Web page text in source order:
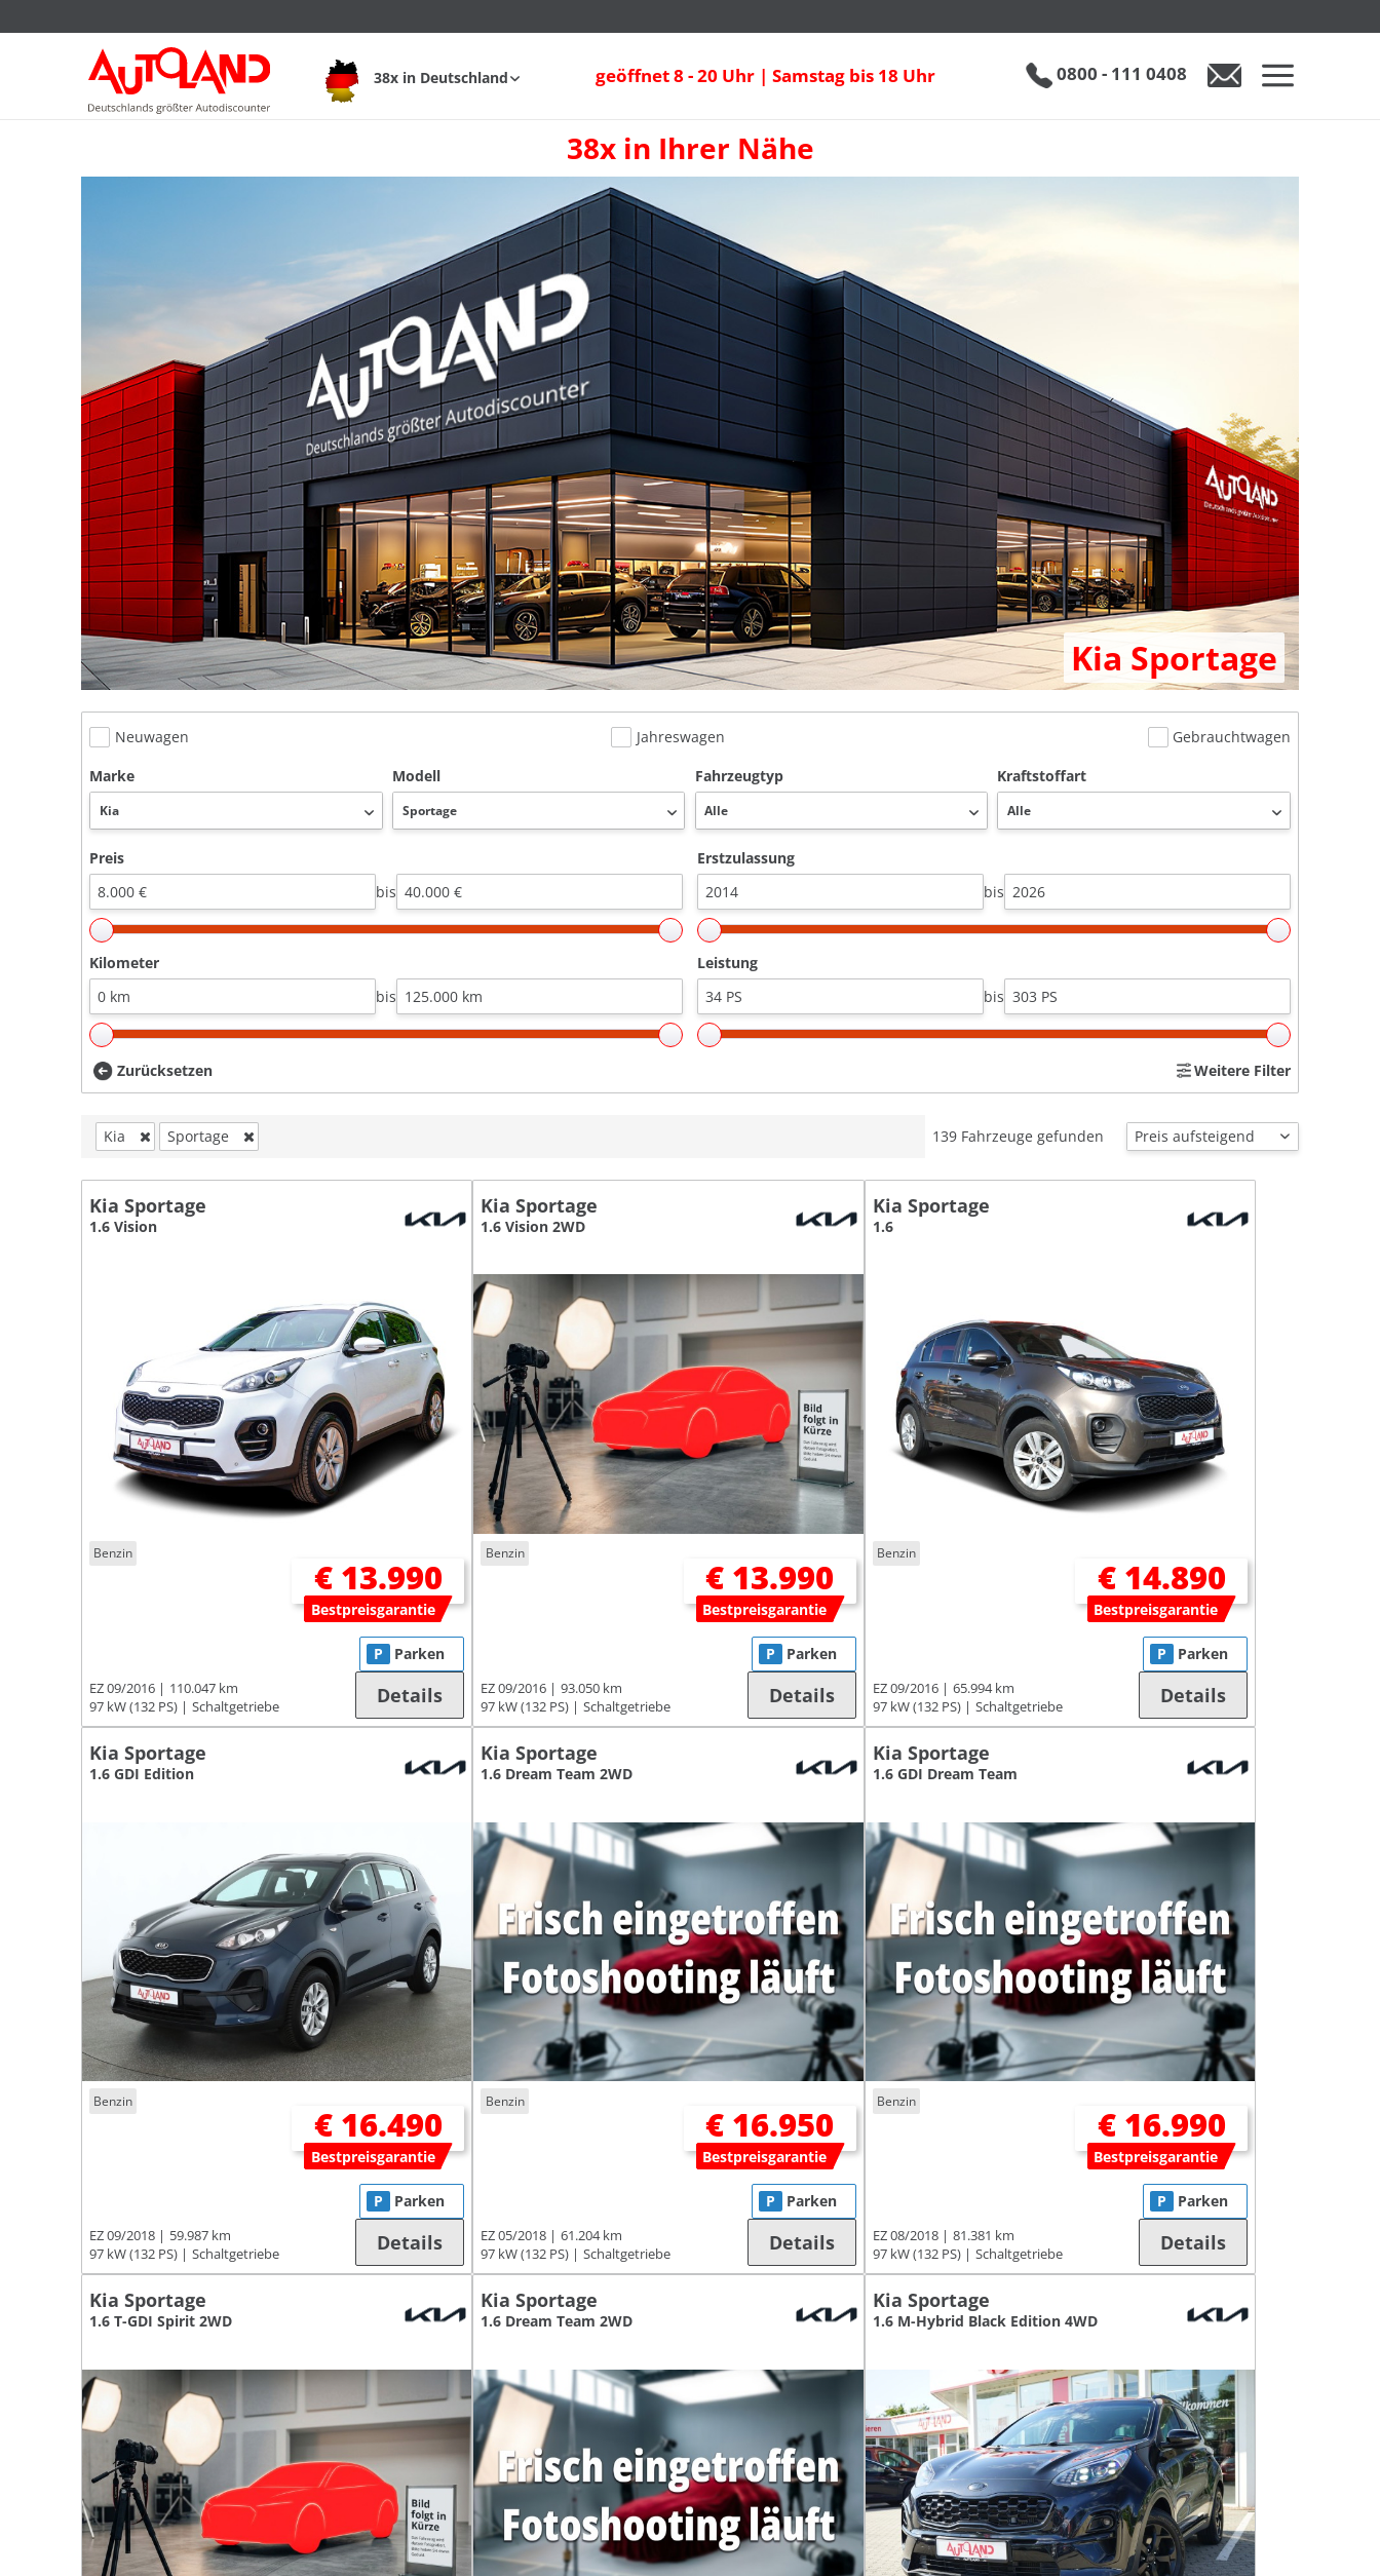
38x in Deutschland geöffnet 8 - 20 Uhr | Samstag bis 18 Uhr 0800 - 111 0408
38x in Ihrer Nähe
Kia Sportage
Neuwagen Jahreswagen
Gebrauchtwagen
Marke
Modell Fahrzeugtyp Kraftstoffart
Preis
bis
Erstzulassung
bis
Kilometer
bis
Leistung
bis
Zurücksetzen Weitere Filter
Kia Sportage 139 Fahrzeuge gefunden
Kia Sportage
1.6 Vision
Benzin
€ 13.990
Bestpreisgarantie
EZ 09/2016
110.047 km
97 kW (132 PS)
Schaltgetriebe
P Parken
Details
Kia Sportage
1.6 Vision 2WD
Benzin
€ 13.990
Bestpreisgarantie
EZ 09/2016
93.050 km
97 kW (132 PS)
Schaltgetriebe
P Parken
Details
Kia Sportage
1.6
Benzin
€ 14.890
Bestpreisgarantie
EZ 09/2016
65.994 km
97 kW (132 PS)
Schaltgetriebe
P Parken
Details
Kia Sportage
1.6 GDI Edition
Benzin
€ 16.490
Bestpreisgarantie
EZ 09/2018
59.987 km
97 kW (132 PS)
Schaltgetriebe
P Parken
Details
Kia Sportage
1.6 Dream Team 2WD
Benzin
€ 16.950
Bestpreisgarantie
EZ 05/2018
61.204 km
97 kW (132 PS)
Schaltgetriebe
P Parken
Details
Kia Sportage
1.6 GDI Dream Team
Benzin
€ 16.990
Bestpreisgarantie
EZ 08/2018
81.381 km
97 kW (132 PS)
Schaltgetriebe
P Parken
Details
Kia Sportage
1.6 T-GDI Spirit 2WD
Kia Sportage
1.6 Dream Team 2WD
Kia Sportage
1.6 M-Hybrid Black Edition 4WD